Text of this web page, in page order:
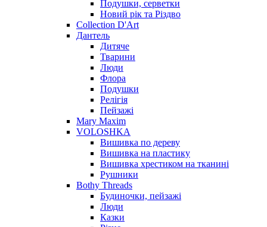
Подушки, серветки
Новий рік та Різдво
Collection D'Art
Дантель
Дитяче
Тварини
Люди
Флора
Подушки
Релігія
Пейзажі
Mary Maxim
VOLOSHKA
Вишивка по дереву
Вишивка на пластику
Вишивка хрестиком на тканині
Рушники
Bothy Threads
Будиночки, пейзажі
Люди
Казки